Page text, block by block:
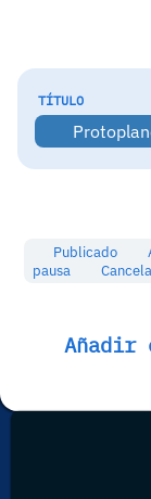
TÍTULO
Publicado
pausa
Añadir